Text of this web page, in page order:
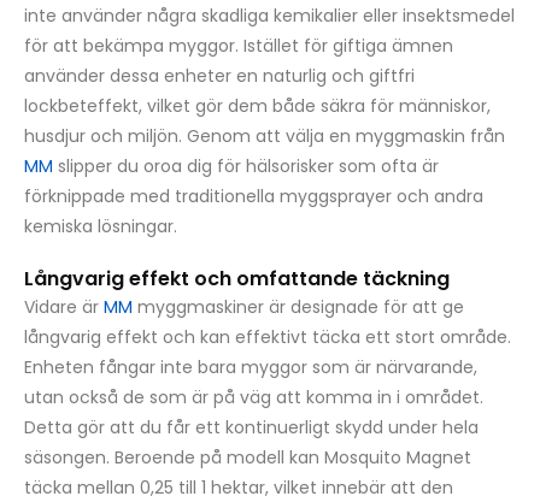
inte använder några skadliga kemikalier eller insektsmedel
för att bekämpa myggor. Istället för giftiga ämnen
använder dessa enheter en naturlig och giftfri
lockbeteffekt, vilket gör dem både säkra för människor,
husdjur och miljön. Genom att välja en myggmaskin från
MM slipper du oroa dig för hälsorisker som ofta är
förknippade med traditionella myggsprayer och andra
kemiska lösningar.
Långvarig effekt och omfattande täckning
Vidare är MM myggmaskiner är designade för att ge
långvarig effekt och kan effektivt täcka ett stort område.
Enheten fångar inte bara myggor som är närvarande,
utan också de som är på väg att komma in i området.
Detta gör att du får ett kontinuerligt skydd under hela
säsongen. Beroende på modell kan Mosquito Magnet
täcka mellan 0,25 till 1 hektar, vilket innebär att den